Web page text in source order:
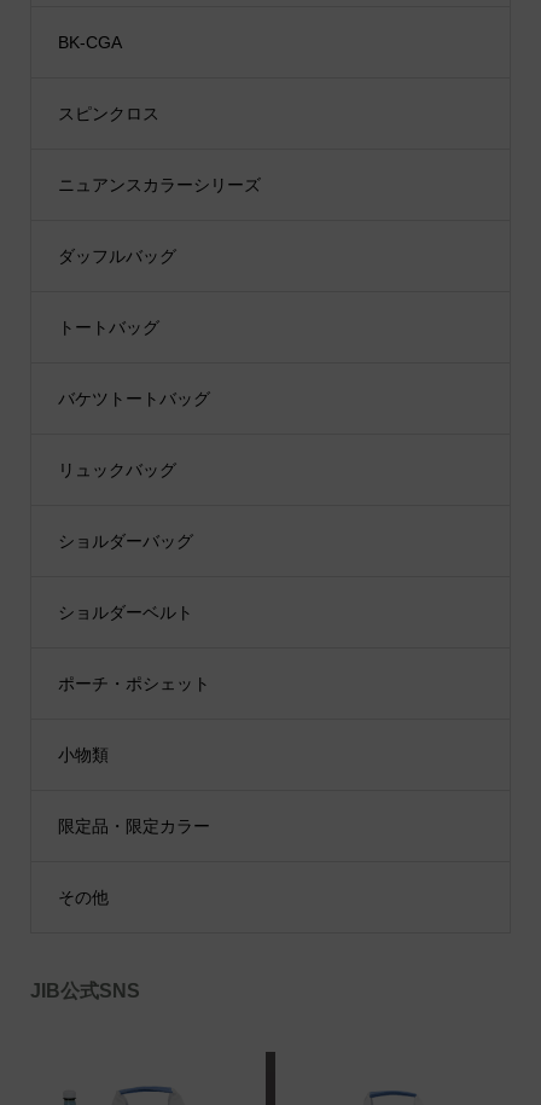
BK-CGA
スピンクロス
ニュアンスカラーシリーズ
ダッフルバッグ
トートバッグ
バケツトートバッグ
リュックバッグ
ショルダーバッグ
ショルダーベルト
ポーチ・ポシェット
小物類
限定品・限定カラー
その他
JIB公式SNS